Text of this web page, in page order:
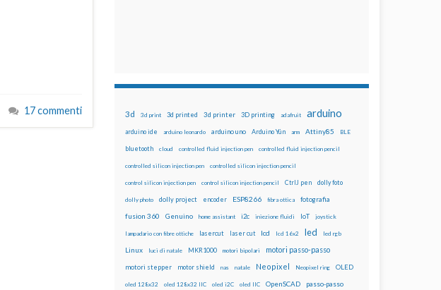
17 commenti 3d 3d print 3d printed 3d printer 3D printing adafruit arduino
arduino ide arduino leonardo arduino uno Arduino Yún arm Attiny85 BLE
bluetooth cloud controlled fluid injection pen controlled fluid injection pencil
controlled silicon injection pen controlled silicon injection pencil
control silicon injection pen control silicon injection pencil CtrlJ pen dolly foto
dolly photo dolly project encoder ESP8266 fibra ottica fotografia
fusion 360 Genuino home assistant i2c iniezione fluidi IoT joystick
lampadario con fibre ottiche lasercut laser cut lcd lcd 16x2 led led rgb
Linux luci di natale MKR1000 motori bipolari motori passo-passo
motori stepper motor shield nas natale Neopixel Neopixel ring OLED
oled 128x32 oled 128x32 IIC oled i2C oled IIC OpenSCAD passo-passo